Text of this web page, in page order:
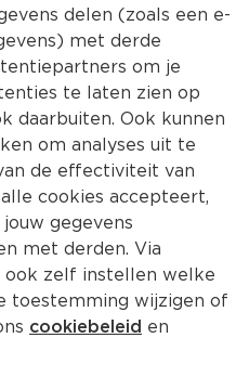
delen (zoals een e-
met derde
om je
te laten zien op
daarbuiten. Ook kunnen
om analyses uit te
de effectiviteit van
cookies accepteert,
gegevens
met derden. Via
ook zelf instellen welke
toestemming wijzigen of
cookiebeleid en